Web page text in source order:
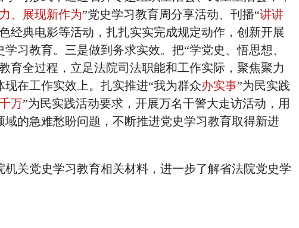
、展现新作为”党史学习教育周分享活动、刊播“讲讲
经典电影等活动，扎扎实实完成规定动作，创新开展
习教育。三是做到务求实效。把“学党史、悟思想、
育全过程，立足法院司法职能和工作实际，聚焦聚力
在工作实效上。扎实推进“我为群众办实事”为民实践
万”为民实践活动要求，开展万名干警大走访活动，用
的急难愁盼问题，不断推进党史学习教育取得新进
关党史学习教育相关材料，进一步了解省法院党史学